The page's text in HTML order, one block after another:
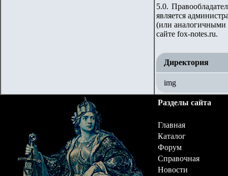
5.0.
является
(или аналогичными
сайте fox-notes.ru.
Директория
img
Разделы сайта
Главная
Каталог
Форум
Справочная
Новости